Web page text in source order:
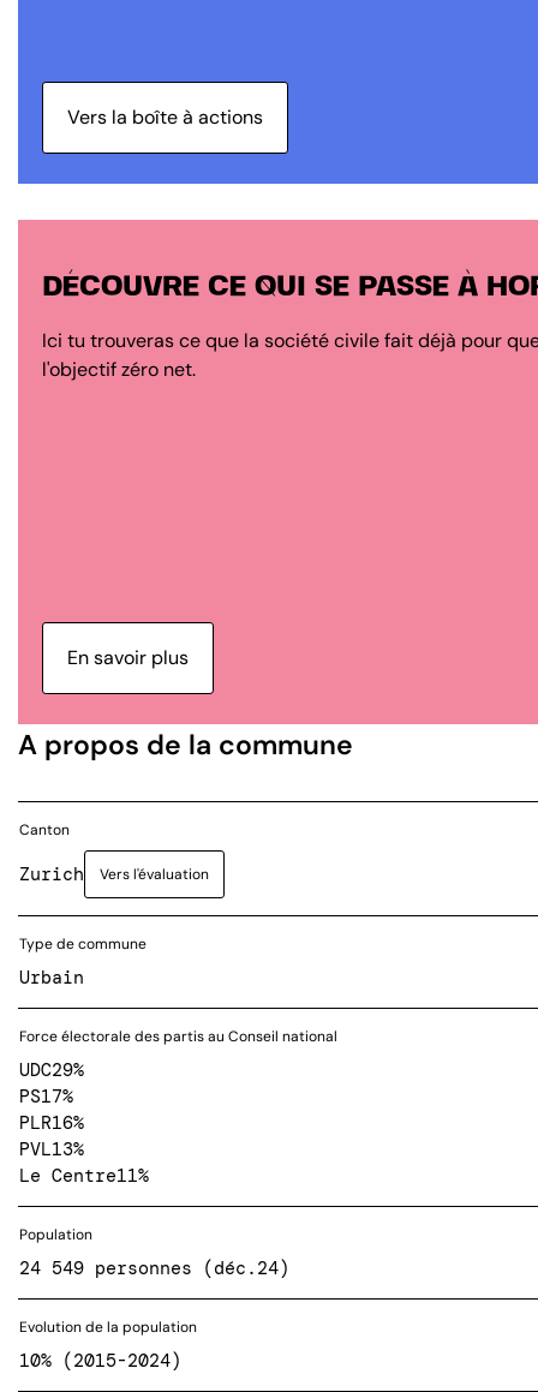
Vers la boîte à actions
DÉCOUVRE CE QUI SE PASSE À
Ici tu trouveras ce que la société civile fait déjà pour
l'objectif zéro net.
En savoir plus
A propos de la commune
Canton
Zurich Vers l'évaluation
Type de commune
Urbain
Force électorale des partis au Conseil national
UDC29%
PS17%
PLR16%
PVL13%
Le Centre11%
Population
24 549 personnes (déc.24)
Evolution de la population
10% (2015-2024)